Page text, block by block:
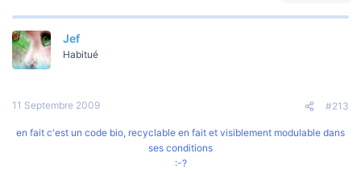
Jef
Habitué
11 Septembre 2009 #213
en fait c'est un code bio, recyclable en fait et visiblement modulable dans
ses conditions
:-?